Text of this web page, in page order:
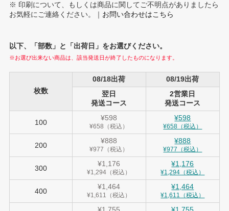
※ 印刷について、もしくは商品に関してご不明点がありましたら
お気軽にご連絡ください。｜ お問い合わせはこちら
以下、「部数」と「出荷日」をお選びください。
※お選び出来ない商品は、該当発送日が終了したものになります。
枚数
08/18出荷
08/19出荷
翌日
発送コース
2営業日
発送コース
100
¥598
¥658（税込）
¥598
¥658（税込）
200
¥888
¥977（税込）
¥888
¥977（税込）
300
¥1,176
¥1,294（税込）
¥1,176
¥1,294（税込）
400
¥1,464
¥1,611（税込）
¥1,464
¥1,611（税込）